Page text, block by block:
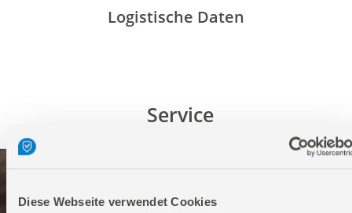
Diese Webseite verwendet Cookies
Logistische Daten
Service